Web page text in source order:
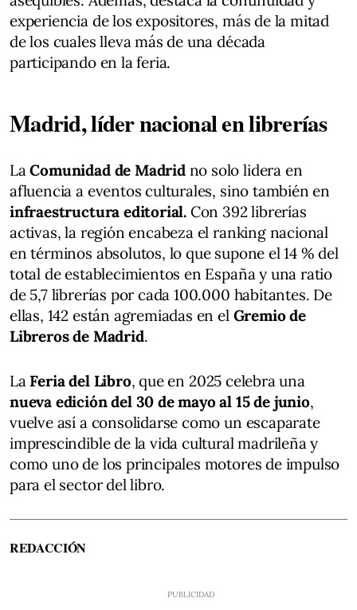
experiencia de los expositores, más de la mitad
de los cuales lleva más de una década
participando en la feria.
Madrid, líder nacional en librerías
LaComunidad de Madridno solo lidera en
afluencia a eventos culturales, sino también en
infraestructura editorial. Con 392 librerías
activas, la región encabeza el ranking nacional
en términos absolutos, lo que supone el 14 % del
total de establecimientos en España y una ratio
de 5,7 librerías por cada 100.000 habitantes. De
ellas, 142 están agremiadas en el Gremio de
Libreros de Madrid.
La Feria del Libro, que en 2025 celebra una
nueva edición del 30 de mayo al 15 de junio,
vuelve así a consolidarse como un escaparate
imprescindible de la vida cultural madrileña y
como uno de los principales motores de impulso
para el sector del libro.
REDACCIÓN